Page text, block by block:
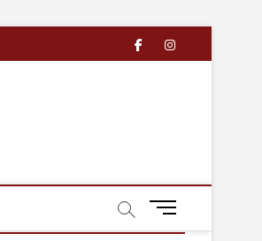
facebook
in
M